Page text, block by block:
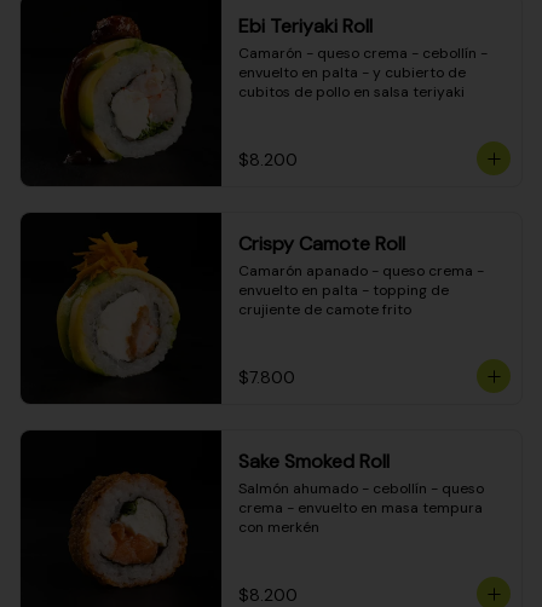
Ebi Teriyaki Roll
Camarón - queso crema - cebollín -
envuelto en palta - y cubierto de
cubitos de pollo en salsa teriyaki
$8.200
Crispy Camote Roll
Camarón apanado - queso crema -
envuelto en palta - topping de
crujiente de camote frito
$7.800
Sake Smoked Roll
Salmón ahumado - cebollín - queso
crema - envuelto en masa tempura
con merkén
$8.200